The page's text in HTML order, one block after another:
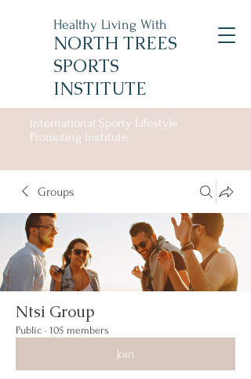
Healthy Living With
NORTH TREES
SPORTS
INSTITUTE
International Sporty Lifestyle
Promoting Institute
Groups
Ntsi Group
Public · 105 members
Join